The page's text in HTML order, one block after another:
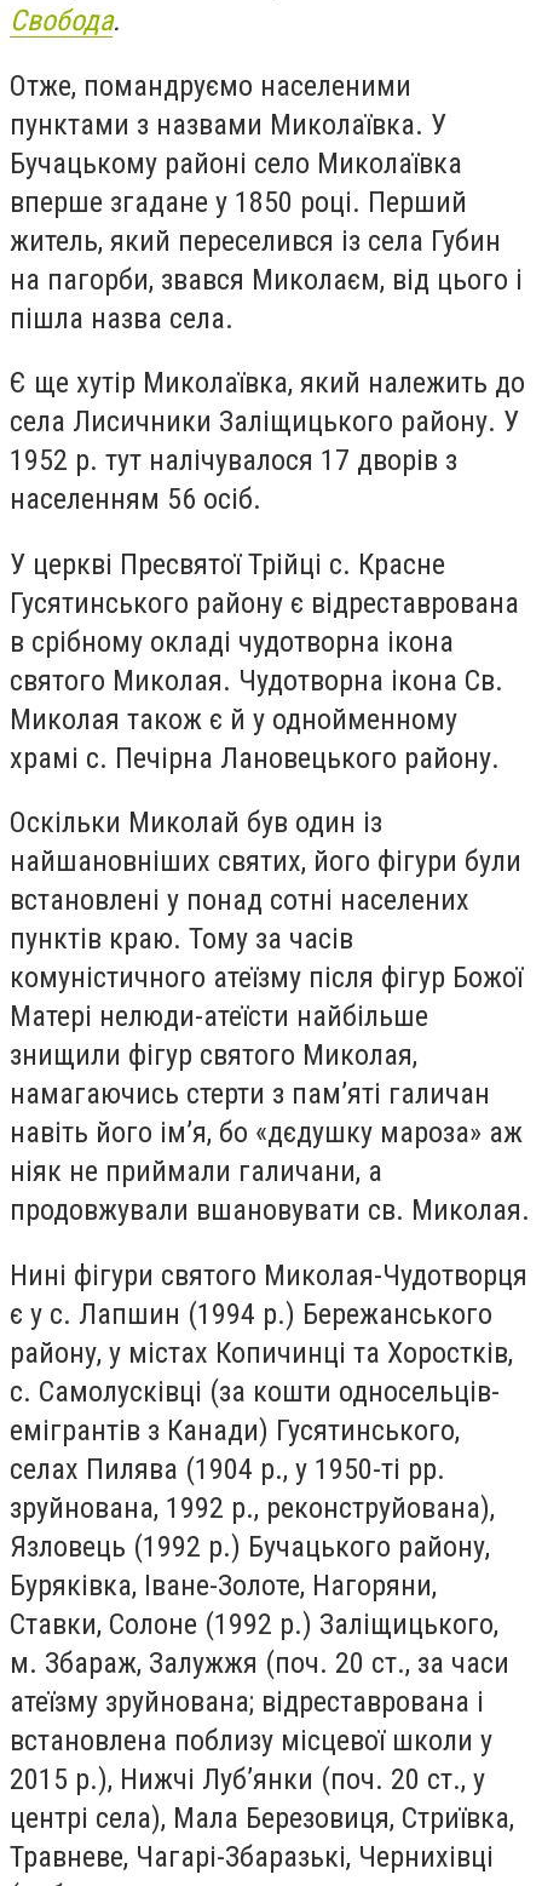
Свобода.
Отже, помандруємо населеними
пунктами з назвами Миколаївка. У
Бучацькому районі село Миколаївка
вперше згадане у 1850 році. Перший
житель, який переселився із села Губин
на пагорби, звався Миколаєм, від цього і
пішла назва села.
Є ще хутір Миколаївка, який належить до
села Лисичники Заліщицького району. У
1952 р. тут налічувалося 17 дворів з
населенням 56 осіб.
У церкві Пресвятої Трійці с. Красне
Гусятинського району є відреставрована
в срібному окладі чудотворна ікона
святого Миколая. Чудотворна ікона Св.
Миколая також є й у однойменному
храмі с. Печірна Лановецького району.
Оскільки Миколай був один із
найшановніших святих, його фігури були
встановлені у понад сотні населених
пунктів краю. Тому за часів
комуністичного атеїзму після фігур Божої
Матері нелюди-атеїсти найбільше
знищили фігур святого Миколая,
намагаючись стерти з пам’яті галичан
навіть його ім’я, бо «дєдушку мароза» аж
ніяк не приймали галичани, а
продовжували вшановувати св. Миколая.
Нині фігури святого Миколая-Чудотворця
є у с. Лапшин (1994 р.) Бережанського
району, у містах Копичинці та Хоростків,
с. Самолусківці (за кошти односельців-
емігрантів з Канади) Гусятинського,
селах Пилява (1904 р., у 1950-ті рр.
зруйнована, 1992 р., реконструйована),
Язловець (1992 р.) Бучацького району,
Буряківка, Іване-Золоте, Нагоряни,
Ставки, Солоне (1992 р.) Заліщицького,
м. Збараж, Залужжя (поч. 20 ст., за часи
атеїзму зруйнована; відреставрована і
встановлена поблизу місцевої школи у
2015 р.), Нижчі Луб’янки (поч. 20 ст., у
центрі села), Мала Березовиця, Стриївка,
Травневе, Чагарі-Збаразькі, Чернихівці